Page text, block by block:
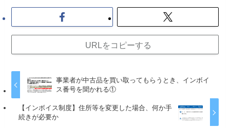
URLをコピーする
事業者が中古品を買い取ってもらうとき、インボイ
ス番号を聞かれる①
【インボイス制度】住所等を変更した場合、何か手
続きが必要か